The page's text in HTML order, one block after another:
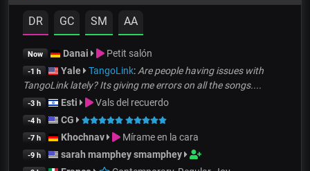
DR GC SM AA
Now Danai Petit salón
-1 h Yale TangoLink: Are people having issues with
TangoLink lately? Its giving me errors on all the songs....
-3 h Esti Vals del recuerdo
-4 h CG
-7 h Khochnav Mírame en la cara
-9 h sarah mamphey smamphey